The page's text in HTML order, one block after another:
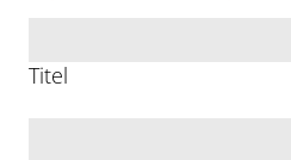
Titel